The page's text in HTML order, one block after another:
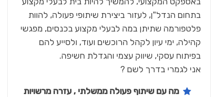
בתחום הנדל"ן, לעזור ביצירת שיתופי פעולה, להוות
פלטפורמה שתיתן במה לבעלי מקצוע בכנסים, מפגשי
קהילה, ימי עיון לקהל הרוכשים ועוד, ולסייע להם
בפיתוח עסקי, שיווק עצמי והגדלת חשיפה.
אני לגמרי בדרך לשם ?
מה עם שיתוף פעולה ממשלתי , עזרה מרשויות